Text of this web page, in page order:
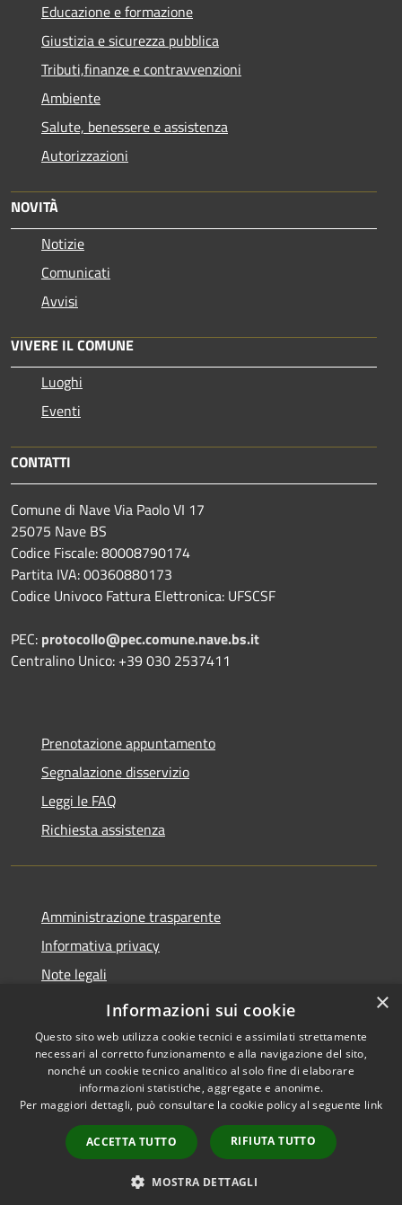
Educazione e formazione
Giustizia e sicurezza pubblica
Tributi,finanze e contravvenzioni
Ambiente
Salute, benessere e assistenza
Autorizzazioni
NOVITÀ
Notizie
Comunicati
Avvisi
VIVERE IL COMUNE
Luoghi
Eventi
CONTATTI
Comune di Nave Via Paolo VI 17
25075 Nave BS
Codice Fiscale: 80008790174
Partita IVA: 00360880173
Codice Univoco Fattura Elettronica: UFSCSF
PEC: protocollo@pec.comune.nave.bs.it
Centralino Unico: +39 030 2537411
Prenotazione appuntamento
Segnalazione disservizio
Leggi le FAQ
Richiesta assistenza
Amministrazione trasparente
Informativa privacy
Note legali
Dichiarazione di accessibilità
Accessibilità
Copyright © 2026 • Comune di
Nave • Powered by
Municipium•
Accesso
redazione
×
Informazioni sui cookie
Questo sito web utilizza cookie tecnici e assimilati strettamente
necessari al corretto funzionamento e alla navigazione del sito,
nonché un cookie tecnico analitico al solo fine di elaborare
informazioni statistiche, aggregate e anonime.
Per maggiori dettagli, può consultare la cookie policy al seguente link
ACCETTA TUTTO RIFIUTA TUTTO
MOSTRA DETTAGLI